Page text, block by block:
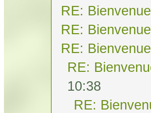
RE:
RE:
RE:
RE:
10:38
RE: